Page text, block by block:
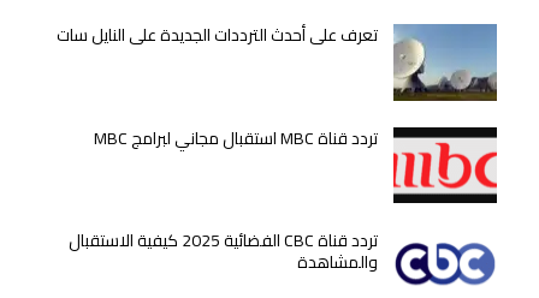
تعرف على أحدث الترددات الجديدة على النايل سات
تردد قناة MBC استقبال مجاني لبرامج MBC
تردد قناة CBC الفضائية 2025 كيفية الاستقبال
والمشاهدة